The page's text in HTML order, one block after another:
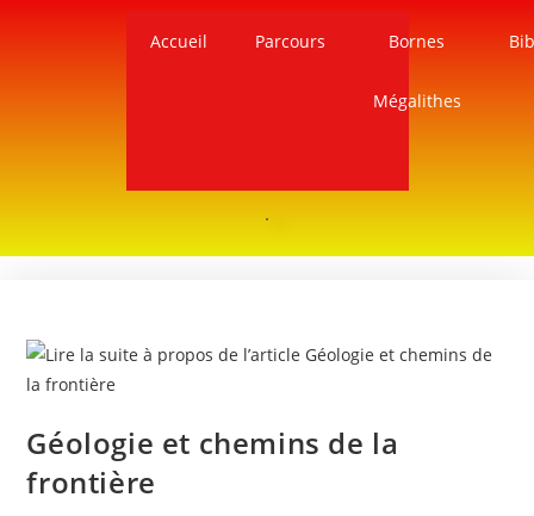
Accueil Parcours Bornes
Mégalithes
Géologie et chemins de la
frontière